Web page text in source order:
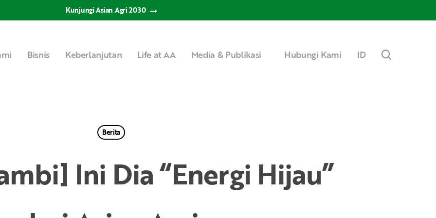
Kunjungi Asian Agri 2030
Bisnis Keberlanjutan Life at AA Media & Publikasi Hubungi Kami ID
Berita